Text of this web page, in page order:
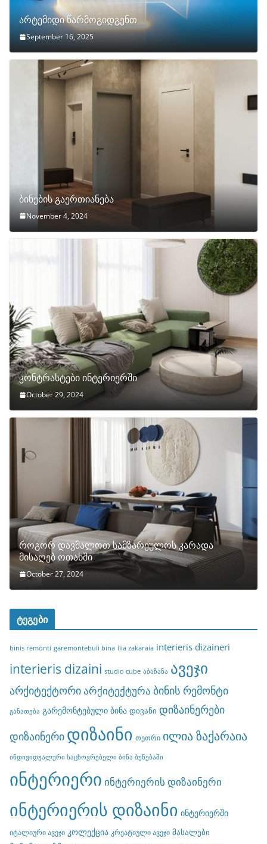
არტემიდი წარმოგიდგენთ
September 16, 2025
ბინების გაერთიანება
November 4, 2024
კონტრასტები ინტერიერში
October 29, 2024
როგორ დავმალოთ სამზარეულოს კარადა
მისაღებ ოთახში
October 27, 2024
ტეგები
binis remonti garemontebuli bina ilia zakaraia interieris dizaineri
interieris dizaini studio cube აბაზანა ავეჯი
არქიტექტორიარქიტექტურა ბინის რემონტი
განათება გარემონტებული ბინა დივანი დიზაინერები
დიზაინერი დიზაინი თეთრი ილია ზაქარაია
ინდივიდუალური საცხოვრებელი ბინა ბუნებაში
ინტერიერი ინტერიერის დიზაინერი
ინტერიერის დიზაინი ინტერიერში
იტალიური ავეჯი კოლექცია კრეატიული ავეჯი მასალები